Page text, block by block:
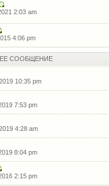
2:03 am
4:06 pm
СООБЩЕНИЕ
10:35 pm
7:53 pm
4:28 am
8:04 pm
2:15 pm